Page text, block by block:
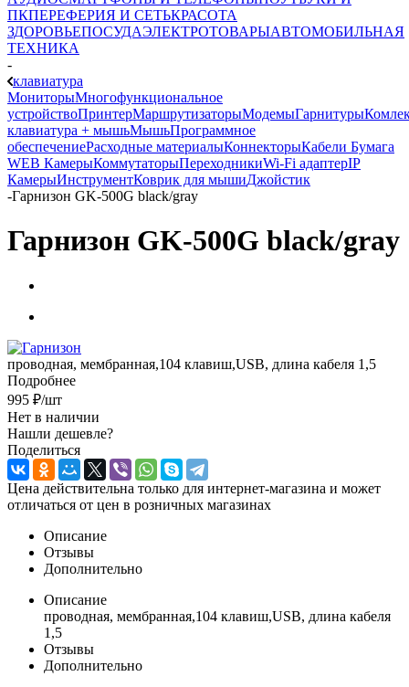
ПКПЕРЕФЕРИЯ И СЕТЬКРАСОТА
ЗДОРОВЬЕПОСУДАЭЛЕКТРОТОВАРЫАВТОМОБИЛЬНАЯ
ТЕХНИКА
-
клавиатура
МониторыМногофункциональное
устройствоПринтерМаршрутизаторыМодемыГарнитуры
клавиатура + мышьМышьПрограммное
обеспечениеРасходные материалыКоннекторыКабели Бумага
WEB КамерыКоммутаторыПереходникиWi-Fi адаптерIP
КамерыИнструментКоврик для мышиДжойстик
-Гарнизон GK-500G black/gray
Гарнизон GK-500G black/gray
проводная, мембранная,104 клавиш,USB, длина кабеля 1,5
Подробнее
995 ₽/шт
Нет в наличии
Нашли дешевле?
Поделиться
Цена действительна только для интернет-магазина и может
отличаться от цен в розничных магазинах
Описание
Отзывы
Дополнительно
Описание
проводная, мембранная,104 клавиш,USB, длина кабеля
1,5
Отзывы
Дополнительно